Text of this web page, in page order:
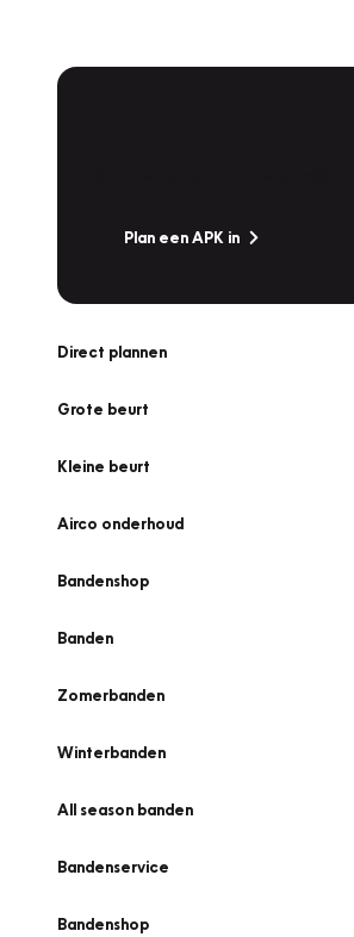
Plan een APK in
Direct plannen
Grote beurt
Kleine beurt
Airco onderhoud
Bandenshop
Banden
Zomerbanden
Winterbanden
All season banden
Bandenservice
Bandenshop